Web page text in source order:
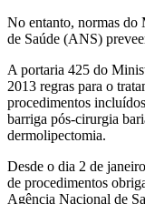
No entanto, normas do
de Saúde (ANS)
A portaria 425 do
2013 regras para o
procedimentos
barriga pós-cirurgia
dermolipectomia.
Desde o dia 2 de
de procedimentos
Agência Nacional de